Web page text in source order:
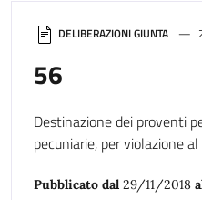
DELIBERAZIONI GIUNTA
56
Destinazione dei proventi
pecuniarie, per violazione
Pubblicato dal 29/11/2018